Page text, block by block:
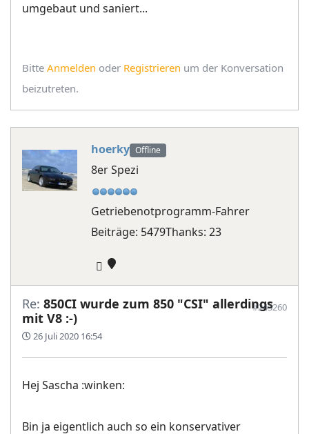
umgebaut und saniert...
Bitte Anmelden oder Registrieren um der Konversation
beizutreten.
hoerky Offline
8er Spezi
Getriebenotprogramm-Fahrer
Beiträge: 5479Thanks: 23
Re: 850CI wurde zum 850 "CSI" allerdings
mit V8 :-)
26 Juli 2020 16:54
#243260
Hej Sascha :winken:
Bin ja eigentlich auch so ein konservativer